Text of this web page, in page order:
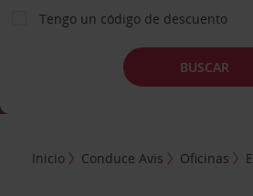
Tengo un código de descuento
BUSCAR
Inicio Conduce Avis Oficinas